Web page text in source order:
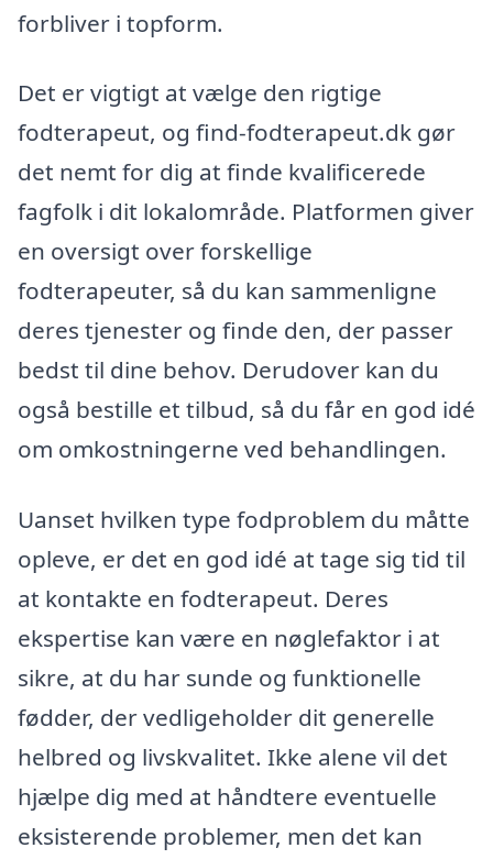
forbliver i topform.
Det er vigtigt at vælge den rigtige
fodterapeut, og find-fodterapeut.dk gør
det nemt for dig at finde kvalificerede
fagfolk i dit lokalområde. Platformen giver
en oversigt over forskellige
fodterapeuter, så du kan sammenligne
deres tjenester og finde den, der passer
bedst til dine behov. Derudover kan du
også bestille et tilbud, så du får en god idé
om omkostningerne ved behandlingen.
Uanset hvilken type fodproblem du måtte
opleve, er det en god idé at tage sig tid til
at kontakte en fodterapeut. Deres
ekspertise kan være en nøglefaktor i at
sikre, at du har sunde og funktionelle
fødder, der vedligeholder dit generelle
helbred og livskvalitet. Ikke alene vil det
hjælpe dig med at håndtere eventuelle
eksisterende problemer, men det kan